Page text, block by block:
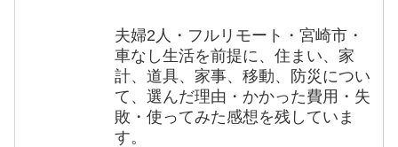
夫婦2人・フルリモート・宮崎市・
車なし生活を前提に、住まい、家
計、道具、家事、移動、防災につい
て、選んだ理由・かかった費用・失
敗・使ってみた感想を残していま
す。